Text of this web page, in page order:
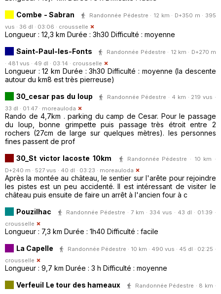
Combe - Sabran
Randonnée Pédestre · 12 km · D+350 m · 395
vus · 36 dl · 03:06 · crousselle
Longueur : 12,3 km Durée : 3h30 Difficulté : moyenne
Saint-Paul-les-Fonts
Randonnée Pédestre · 12 km · D+270 m
· 481 vus · 49 dl · 03:14 · crousselle
Longueur : 12 km Durée : 3h30 Difficulté : moyenne (la descente
autour du km8 est très pierreuse)
30_cesar pas du loup
Randonnée Pédestre · 4 km · 219 vus ·
33 dl · 01:47 · moreauloda
Rando de 4,7km . parking du camp de Cesar. Pour le passage
du loup, bonne grimpette puis passage très étroit entre 2
rochers (27cm de large sur quelques mètres). les personnes
fines passent de prof
30_St victor lacoste 10km
Randonnée Pédestre · 10 km ·
D+240 m · 527 vus · 40 dl · 03:23 · moreauloda
Après la montée au château, le sentier sur l'arête pour rejoindre
les pistes est un peu accidenté. Il est intéressant de visiter le
château puis ensuite de faire un arrêt à l'ancien four à c
Pouzilhac
Randonnée Pédestre · 7 km · 334 vus · 43 dl · 01:39 ·
crousselle
Longueur : 7,3 km Durée : 1h40 Difficulté : facile
La Capelle
Randonnée Pédestre · 10 km · 490 vus · 45 dl · 02:25 ·
crousselle
Longueur : 9,7 km Durée : 3 h Difficulté : moyenne
Verfeuil Le tour des hameaux
Randonnée Pédestre · 8 km ·